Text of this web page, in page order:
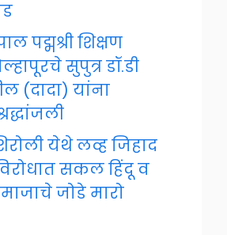
पद्मश्री शिक्षण
सुपुत्र डॉ.डी
(दादा) यांना
येथे लव्ह जिहाद
सकल हिंदू व
जोडे मारो